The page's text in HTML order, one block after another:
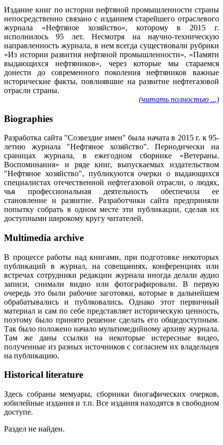
Издание книг по истории нефтяной промышленности страны
непосредственно связано с изданием старейшего отраслевого
журнала «Нефтяное хозяйство», которому в 2015 г.
исполнилось 95 лет. Несмотря на научно-техническую
направленность журнала, в нем всегда существовали рубрики
«Из истории развития нефтяной промышленности», «Памяти
выдающихся нефтяников», через которые мы стараемся
донести до современного поколения нефтяников важные
исторические факты, повлиявшие на развитие нефтегазовой
отрасли страны.
(читать полностью ...)
Biographies
Разработка сайта "Созвездие имен" была начата в 2015 г. к 95-
летию журнала "Нефтяное хозяйство". Периодически на
сраницах журнала, в ежегодном сборнике «Ветераны.
Воспоминания» и ряде книг, выпускаемых издательством
"Нефтяное хозяйство", публикуются очерки о выдающихся
специалистах отечественной нефтегазовой отрасли, о людях,
чья профессиональная деятельность обеспечила ее
становление и развитие. Разработчики сайта предприняли
попытку собрать в одном месте эти публикации, сделав их
доступными широкому кругу читателей.
Multimedia archive
В процессе работы над книгами, при подготовке некоторых
публикаций в журнал, на совещаниях, конференциях или
встречах сотрудники редакции журнала иногда делали аудио
записи, снимали видио или фотографировали. В первую
очередь это были рабочие заготовки, которые в дальнейшем
обрабатывались и публковались. Однако этот первичный
материал и сам по себе представляет историческую ценность,
поэтому было принято решение сделать его общедоступным.
Так было положено начало мультимедийному архиву журнала.
Там же даны ссылки на некоторые истересные видео,
полученные из разных источников с согласием их владельцев
на публикацию.
Historical literature
Здесь собраны мемуары, сборники биогафических очерков,
юбилейные издания и т.п. Все издания находятся в свободном
доступе.
Раздел не найден.